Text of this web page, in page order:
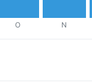
O N